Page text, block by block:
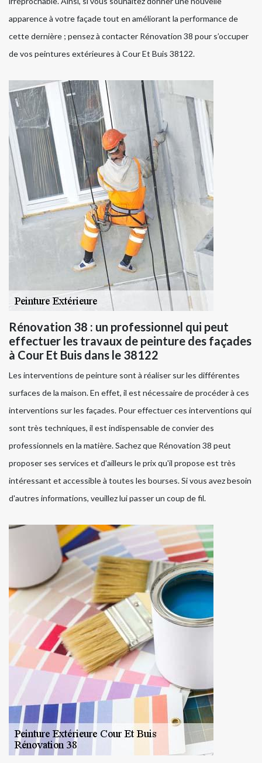
apparence à votre façade tout en améliorant la performance de
cette dernière ; pensez à contacter Rénovation 38 pour s’occuper
de vos peintures extérieures à Cour Et Buis 38122.
Rénovation 38 : un professionnel qui peut
effectuer les travaux de peinture des façades
à Cour Et Buis dans le 38122
Les interventions de peinture sont à réaliser sur les différentes
surfaces de la maison. En effet, il est nécessaire de procéder à ces
interventions sur les façades. Pour effectuer ces interventions qui
sont très techniques, il est indispensable de convier des
professionnels en la matière. Sachez que Rénovation 38 peut
proposer ses services et d'ailleurs le prix qu'il propose est très
intéressant et accessible à toutes les bourses. Si vous avez besoin
d'autres informations, veuillez lui passer un coup de fil.